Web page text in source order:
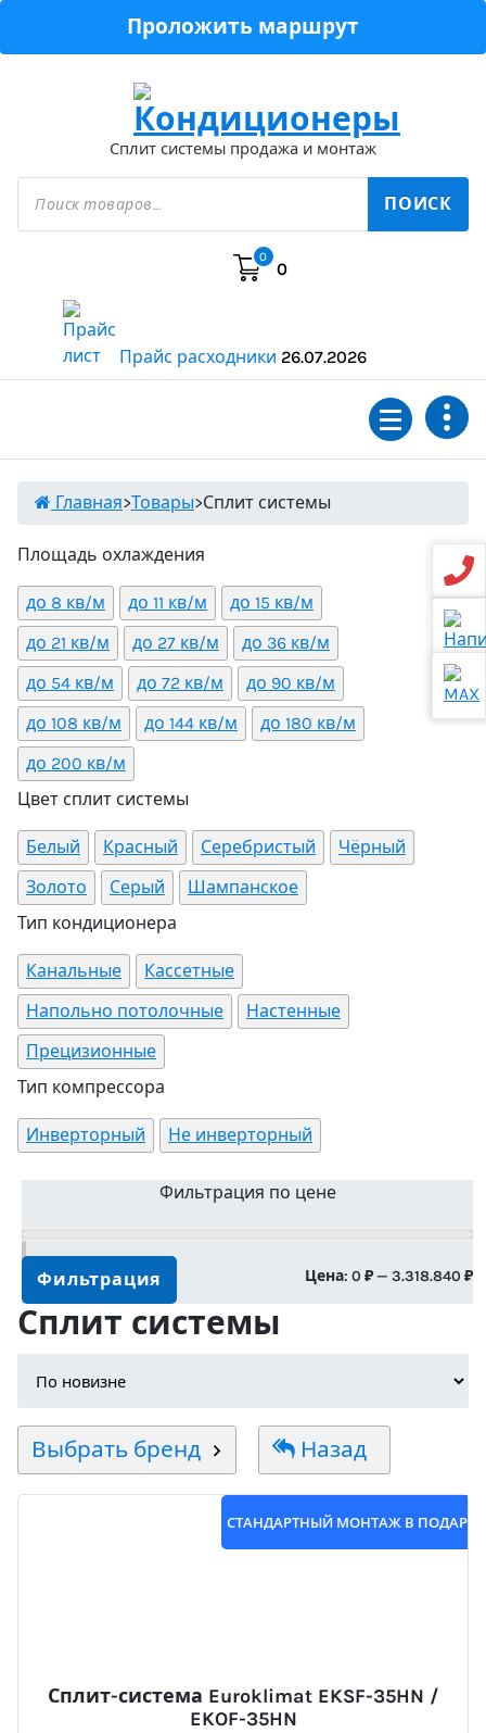
Проложить маршрут
Сплит системы продажа и монтаж
Поиск
товаров
ПОИСК
0
0
Прайс расходники 26.07.2026
Главная>Товары>Сплит системы
Площадь охлаждения
до 8 кв/м до 11 кв/м
до 15 кв/м
до 21 кв/м
до 27 кв/м
до 36 кв/м
до 54 кв/м
до 72 кв/м
до 90 кв/м
до 108 кв/м
до 144 кв/м
до 180 кв/м
до 200 кв/м
Цвет сплит системы
Белый Красный Серебристый
Чёрный
Золото
Серый
Шампанское
Тип кондиционера
Канальные
Кассетные
Напольно потолочные
Настенные
Прецизионные
Тип компрессора
Инверторный Не инверторный
Фильтрация по цене
Фильтрация Цена:0 ₽—3.318.840 ₽
Сплит системы
Выбрать бренд Назад
СТАНДАРТНЫЙ МОНТАЖ В ПОДАРОК
Сплит-система Euroklimat EKSF-35HN /
EKOF-35HN